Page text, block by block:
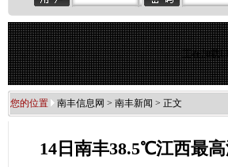
正在加载
您的位置 南丰信息网 > 南丰新闻 > 正文
14日南丰38.5℃江西最